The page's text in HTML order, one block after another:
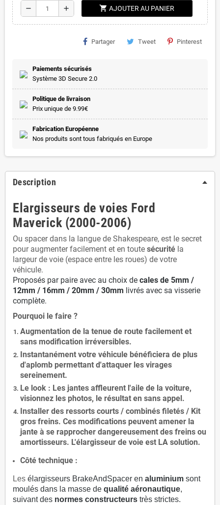
remove add shopping_cart AJOUTER AU PANIER
Partager Tweet Pinterest
Paiements sécurisés
Système 3D Secure 2.0
Politique de livraison
Prix unique de 9.99€
Fabrication Européenne
Nos produits sont tous fabriqués en Europe
Description
Elargisseurs de voies Ford
Maverick (2000-2006)
Ou spacer dans la langue de Shakespeare, est le secret
pour augmenter facilement et en toute sécurité la
largeur de voie (espace entre les roues) de votre
véhicule.
Proposés par paire avec au choix de cales de 5mm /
12mm / 16mm / 20mm / 30mm livrés avec sa visserie
complète.
Pourquoi le faire ?
Augmentation de la tenue de route facilement et
sans modification irréversibles.
Instantanément votre véhicule bénéficiera de plus
d'aplomb permettant d'attaquer les virages
sereinement.
Le look : Les jantes affleurent l'aile de la voiture,
visionnez les photos, le résultat en sans appel.
Installer des ressorts courts / combinés filetés / Kit
gros freins. Ces modifications peuvent amener la
jante à se rapprocher dangereusement des freins ou
amortisseurs. L'élargisseur de voie est LA solution.
Côté technique :
Les élargisseurs BrakeAndSpacer en aluminium sont
moulés dans la masse de qualité aéronautique,
suivant des normes constructeurs très strictes.